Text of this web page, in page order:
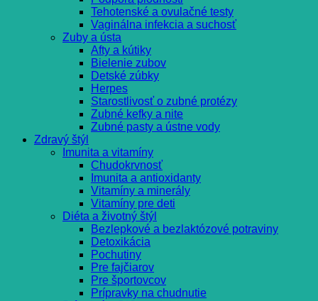
Tehotenské a ovulačné testy
Vaginálna infekcia a suchosť
Zuby a ústa
Afty a kútiky
Bielenie zubov
Detské zúbky
Herpes
Starostlivosť o zubné protézy
Zubné kefky a nite
Zubné pasty a ústne vody
Zdravý štýl
Imunita a vitamíny
Chudokrvnosť
Imunita a antioxidanty
Vitamíny a minerály
Vitamíny pre deti
Diéta a životný štýl
Bezlepkové a bezlaktózové potraviny
Detoxikácia
Pochutiny
Pre fajčiarov
Pre športovcov
Prípravky na chudnutie